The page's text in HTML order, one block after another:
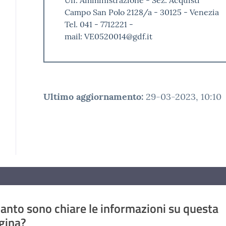
Campo San Polo 2128/a - 30125 - Venezia
Tel. 041 - 7712221 -
mail: VE0520014@gdf.it
Ultimo aggiornamento: 29-03-2023, 10:10
sono chiare le informazioni su questa